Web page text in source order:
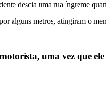
descia uma rua íngreme
alguns metros, atingiram o
uma vez que